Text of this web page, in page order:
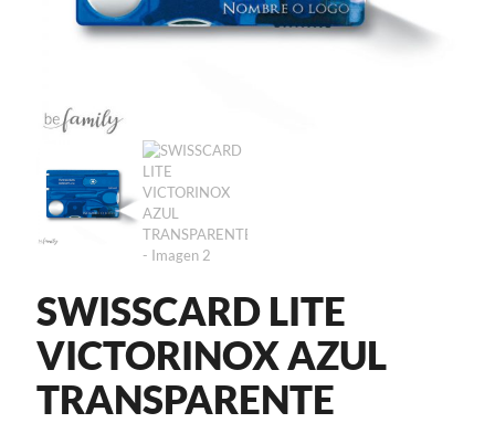
SWISSCARD LITE
VICTORINOX AZUL
TRANSPARENTE